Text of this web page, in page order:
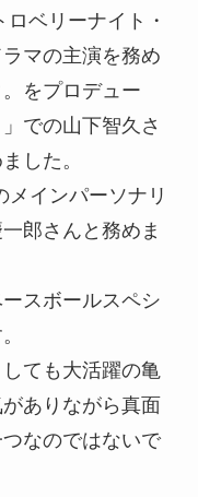
ベリーナイト・
マの主演を務め
をプロデュー
での山下智久さ
した。
メインパーソナリ
郎さんと務めま
スボールスペシ
ても大活躍の亀
ありながら真面
なのではないで